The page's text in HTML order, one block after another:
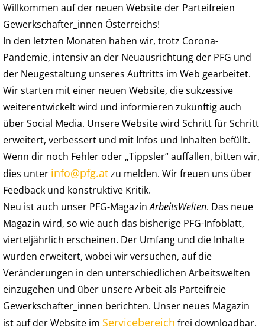
Willkommen auf der neuen Website der Parteifreien
Gewerkschafter_innen Österreichs!
In den letzten Monaten haben wir, trotz Corona-
Pandemie, intensiv an der Neuausrichtung der PFG und
der Neugestaltung unseres Auftritts im Web gearbeitet.
Wir starten mit einer neuen Website, die sukzessive
weiterentwickelt wird und informieren zukünftig auch
über Social Media. Unsere Website wird Schritt für Schritt
erweitert, verbessert und mit Infos und Inhalten befüllt.
Wenn dir noch Fehler oder „Tippsler“ auffallen, bitten wir,
dies unter info@pfg.atzu melden. Wir freuen uns über
Feedback und konstruktive Kritik.
Neu ist auch unser PFG-MagazinArbeitsWelten. Das neue
Magazin wird, so wie auch das bisherige PFG-Infoblatt,
vierteljährlich erscheinen. Der Umfang und die Inhalte
wurden erweitert, wobei wir versuchen, auf die
Veränderungen in den unterschiedlichen Arbeitswelten
einzugehen und über unsere Arbeit als Parteifreie
Gewerkschafter_innen berichten. Unser neues Magazin
ist auf der Website im Servicebereich frei downloadbar.